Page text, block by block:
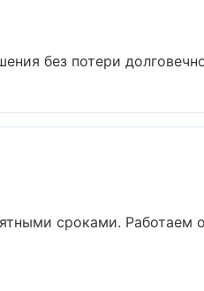
без потери
сроками. Работаем